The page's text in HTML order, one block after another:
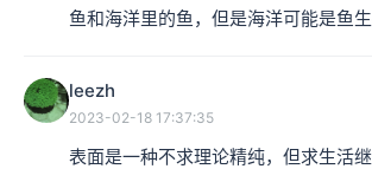
鱼和海洋里的鱼，但是海洋可能是鱼生
leezh
2023-02-18 17:37:35
表面是一种不求理论精纯，但求生活继